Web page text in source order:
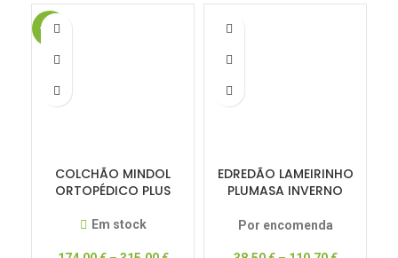
-15%
COLCHÃO MINDOL
ORTOPÉDICO PLUS
Em stock
EDREDÃO LAMEIRINHO
PLUMASA INVERNO
Por encomenda